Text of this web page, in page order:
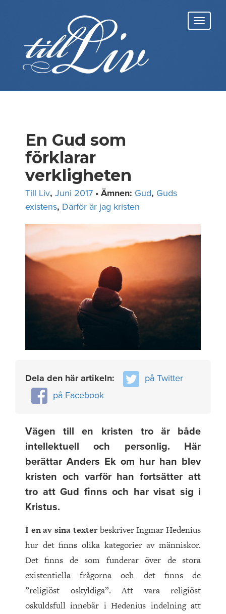
En Gud som
förklarar
verkligheten
Till Liv, Juni 2017 • Ämnen: Gud, Guds
existens, Därför är jag kristen
Dela den här artikeln:
på Twitter
på Facebook
Vägen till en kristen tro är både
intellektuell och personlig. Här
berättar Anders Ek om hur han blev
kristen och varför han fortsätter att
tro att Gud finns och har visat sig i
Kristus.
I en av sina texterbeskriver Ingmar Hedenius
hur det finns olika kategorier av människor.
Det finns de som funderar över de stora
existentiella frågorna och det finns de
”religiöst oskyldiga”. Att vara religiöst
oskuldsfull innebär i Hedenius indelning att